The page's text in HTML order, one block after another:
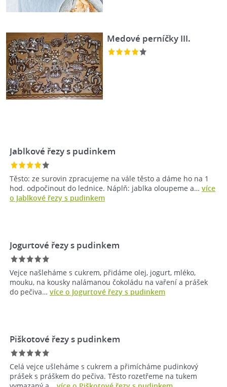
Medové perníčky III.
Jablkové řezy s pudinkem
Těsto: ze surovin zpracujeme na vále těsto a dáme ho na 1
hod. odpočinout do lednice. Náplň: jablka oloupeme a… více
o Jablkové řezy s pudinkem
Jogurtové řezy s pudinkem
Vejce našleháme s cukrem, přidáme olej, jogurt, mléko,
mouku, na kousky nalámanou čokoládu na vaření a prášek
do pečiva… více o Jogurtové řezy s pudinkem
Piškotové řezy s pudinkem
Celá vejce ušleháme s cukrem a přimícháme pudinkový
prášek s práškem do pečiva. Těsto rozetřeme na tukem